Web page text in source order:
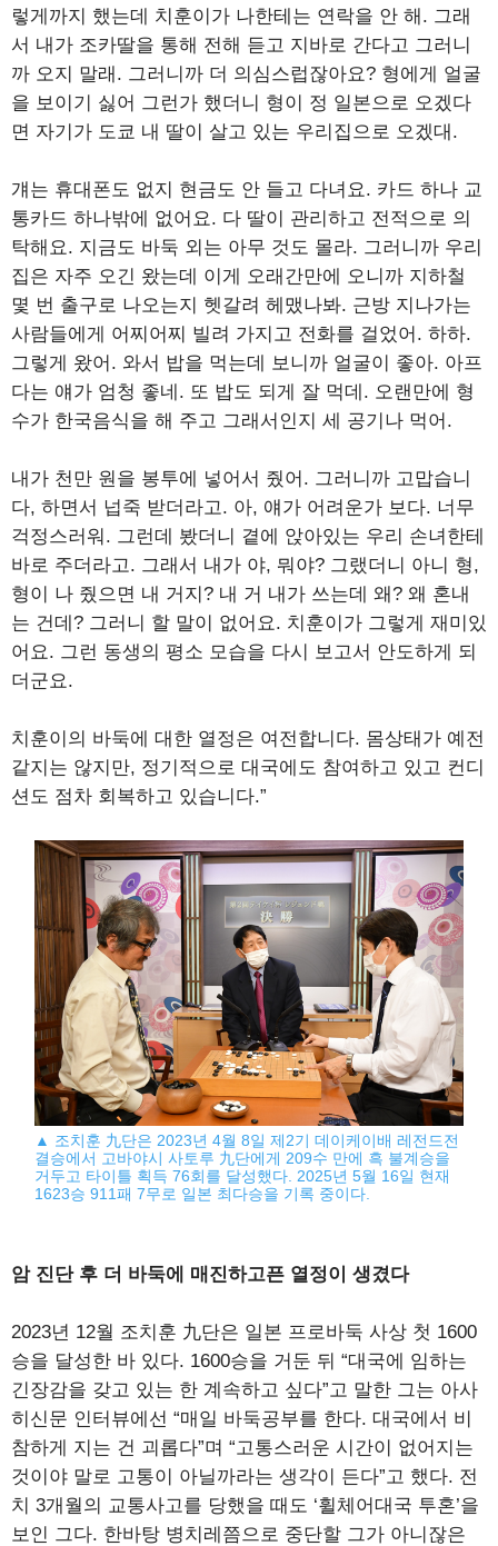
렇게까지 했는데 치훈이가 나한테는 연락을 안 해. 그래
서 내가 조카딸을 통해 전해 듣고 지바로 간다고 그러니
까 오지 말래. 그러니까 더 의심스럽잖아요? 형에게 얼굴
을 보이기 싫어 그런가 했더니 형이 정 일본으로 오겠다
면 자기가 도쿄 내 딸이 살고 있는 우리집으로 오겠대.
걔는 휴대폰도 없지 현금도 안 들고 다녀요. 카드 하나 교
통카드 하나밖에 없어요. 다 딸이 관리하고 전적으로 의
탁해요. 지금도 바둑 외는 아무 것도 몰라. 그러니까 우리
집은 자주 오긴 왔는데 이게 오래간만에 오니까 지하철
몇 번 출구로 나오는지 헷갈려 헤맸나봐. 근방 지나가는
사람들에게 어찌어찌 빌려 가지고 전화를 걸었어. 하하.
그렇게 왔어. 와서 밥을 먹는데 보니까 얼굴이 좋아. 아프
다는 얘가 엄청 좋네. 또 밥도 되게 잘 먹데. 오랜만에 형
수가 한국음식을 해 주고 그래서인지 세 공기나 먹어.
내가 천만 원을 봉투에 넣어서 줬어. 그러니까 고맙습니
다, 하면서 넙죽 받더라고. 아, 얘가 어려운가 보다. 너무
걱정스러워. 그런데 봤더니 곁에 앉아있는 우리 손녀한테
바로 주더라고. 그래서 내가 야, 뭐야? 그랬더니 아니 형,
형이 나 줬으면 내 거지? 내 거 내가 쓰는데 왜? 왜 혼내
는 건데? 그러니 할 말이 없어요. 치훈이가 그렇게 재미있
어요. 그런 동생의 평소 모습을 다시 보고서 안도하게 되
더군요.
치훈이의 바둑에 대한 열정은 여전합니다. 몸상태가 예전
같지는 않지만, 정기적으로 대국에도 참여하고 있고 컨디
션도 점차 회복하고 있습니다.”
▲ 조치훈 九단은 2023년 4월 8일 제2기 데이케이배 레전드전
결승에서 고바야시 사토루 九단에게 209수 만에 흑 불계승을
거두고 타이틀 획득 76회를 달성했다. 2025년 5월 16일 현재
1623승 911패 7무로 일본 최다승을 기록 중이다.
암 진단 후 더 바둑에 매진하고픈 열정이 생겼다
2023년 12월 조치훈 九단은 일본 프로바둑 사상 첫 1600
승을 달성한 바 있다. 1600승을 거둔 뒤 “대국에 임하는
긴장감을 갖고 있는 한 계속하고 싶다”고 말한 그는 아사
히신문 인터뷰에선 “매일 바둑공부를 한다. 대국에서 비
참하게 지는 건 괴롭다”며 “고통스러운 시간이 없어지는
것이야 말로 고통이 아닐까라는 생각이 든다”고 했다. 전
치 3개월의 교통사고를 당했을 때도 ‘휠체어대국 투혼’을
보인 그다. 한바탕 병치레쯤으로 중단할 그가 아니잖은